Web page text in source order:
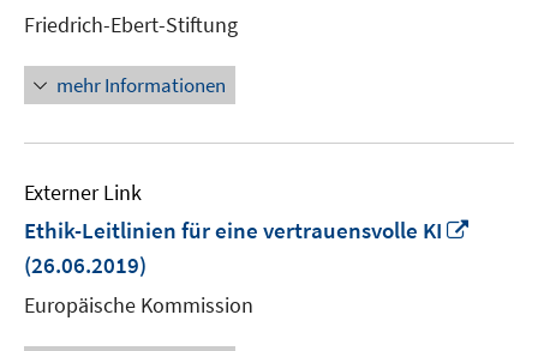
Friedrich-Ebert-Stiftung
mehr Informationen
Externer Link
Ethik-Leitlinien für eine vertrauensvolle KI
(26.06.2019)
Europäische Kommission